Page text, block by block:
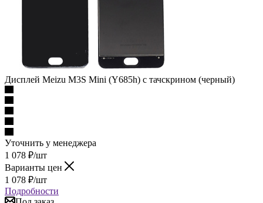
Дисплей Meizu M3S Mini (Y685h) с тачскрином (черный)
Уточнить у менеджера
1 078
1 078₽/шт
Подробности
Под заказ
Наши менеджеры обязательно свяжутся с вами и уточнят
условия есть ли товар в наличии, если его нету то закажут его
для вас.